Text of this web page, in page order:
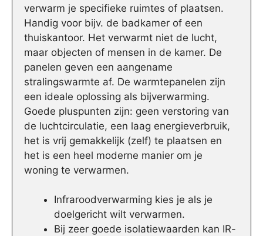
verwarm je specifieke ruimtes of plaatsen.
Handig voor bijv. de badkamer of een
thuiskantoor. Het verwarmt niet de lucht,
maar objecten of mensen in de kamer. De
panelen geven een aangename
stralingswarmte af. De warmtepanelen zijn
een ideale oplossing als bijverwarming.
Goede pluspunten zijn: geen verstoring van
de luchtcirculatie, een laag energieverbruik,
het is vrij gemakkelijk (zelf) te plaatsen en
het is een heel moderne manier om je
woning te verwarmen.
Infraroodverwarming kies je als je
doelgericht wilt verwarmen.
Bij zeer goede isolatiewaarden kan IR-